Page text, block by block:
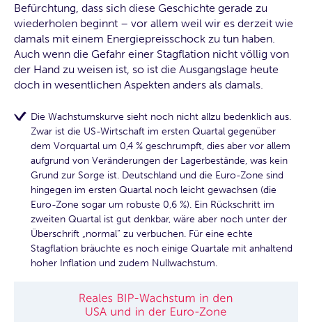
Befürchtung, dass sich diese Geschichte gerade zu
wiederholen beginnt – vor allem weil wir es derzeit wie
damals mit einem Energiepreisschock zu tun haben.
Auch wenn die Gefahr einer Stagflation nicht völlig von
der Hand zu weisen ist, so ist die Ausgangslage heute
doch in wesentlichen Aspekten anders als damals.
Die Wachstumskurve sieht noch nicht allzu bedenklich aus.
Zwar ist die US-Wirtschaft im ersten Quartal gegenüber
dem Vorquartal um 0,4 % geschrumpft, dies aber vor allem
aufgrund von Veränderungen der Lagerbestände, was kein
Grund zur Sorge ist. Deutschland und die Euro-Zone sind
hingegen im ersten Quartal noch leicht gewachsen (die
Euro-Zone sogar um robuste 0,6 %). Ein Rückschritt im
zweiten Quartal ist gut denkbar, wäre aber noch unter der
Überschrift „normal“ zu verbuchen. Für eine echte
Stagflation bräuchte es noch einige Quartale mit anhaltend
hoher Inflation und zudem Nullwachstum.